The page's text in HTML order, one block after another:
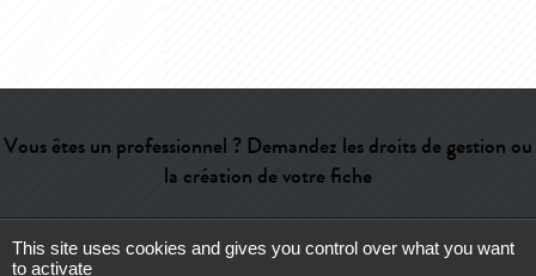
Vous êtes un professionnel ? Demandez les droits de gestion ou
la création de votre fiche
Aide-Contact-Admin-Lexique-CGU-Qui sommes-nous ?-
This site uses cookies and gives you control over what you want
to activate